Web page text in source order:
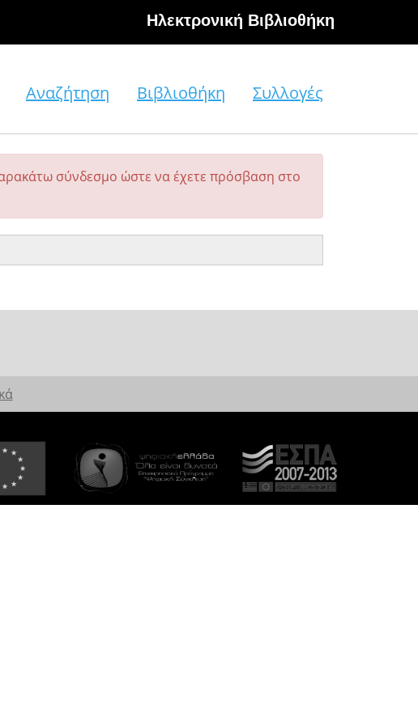
Hλεκτρονική Βιβλιοθήκη
Αναζήτηση Βιβλιοθήκη Συλλογές
σύνδεσμο ώστε να έχετε πρόσβαση στο